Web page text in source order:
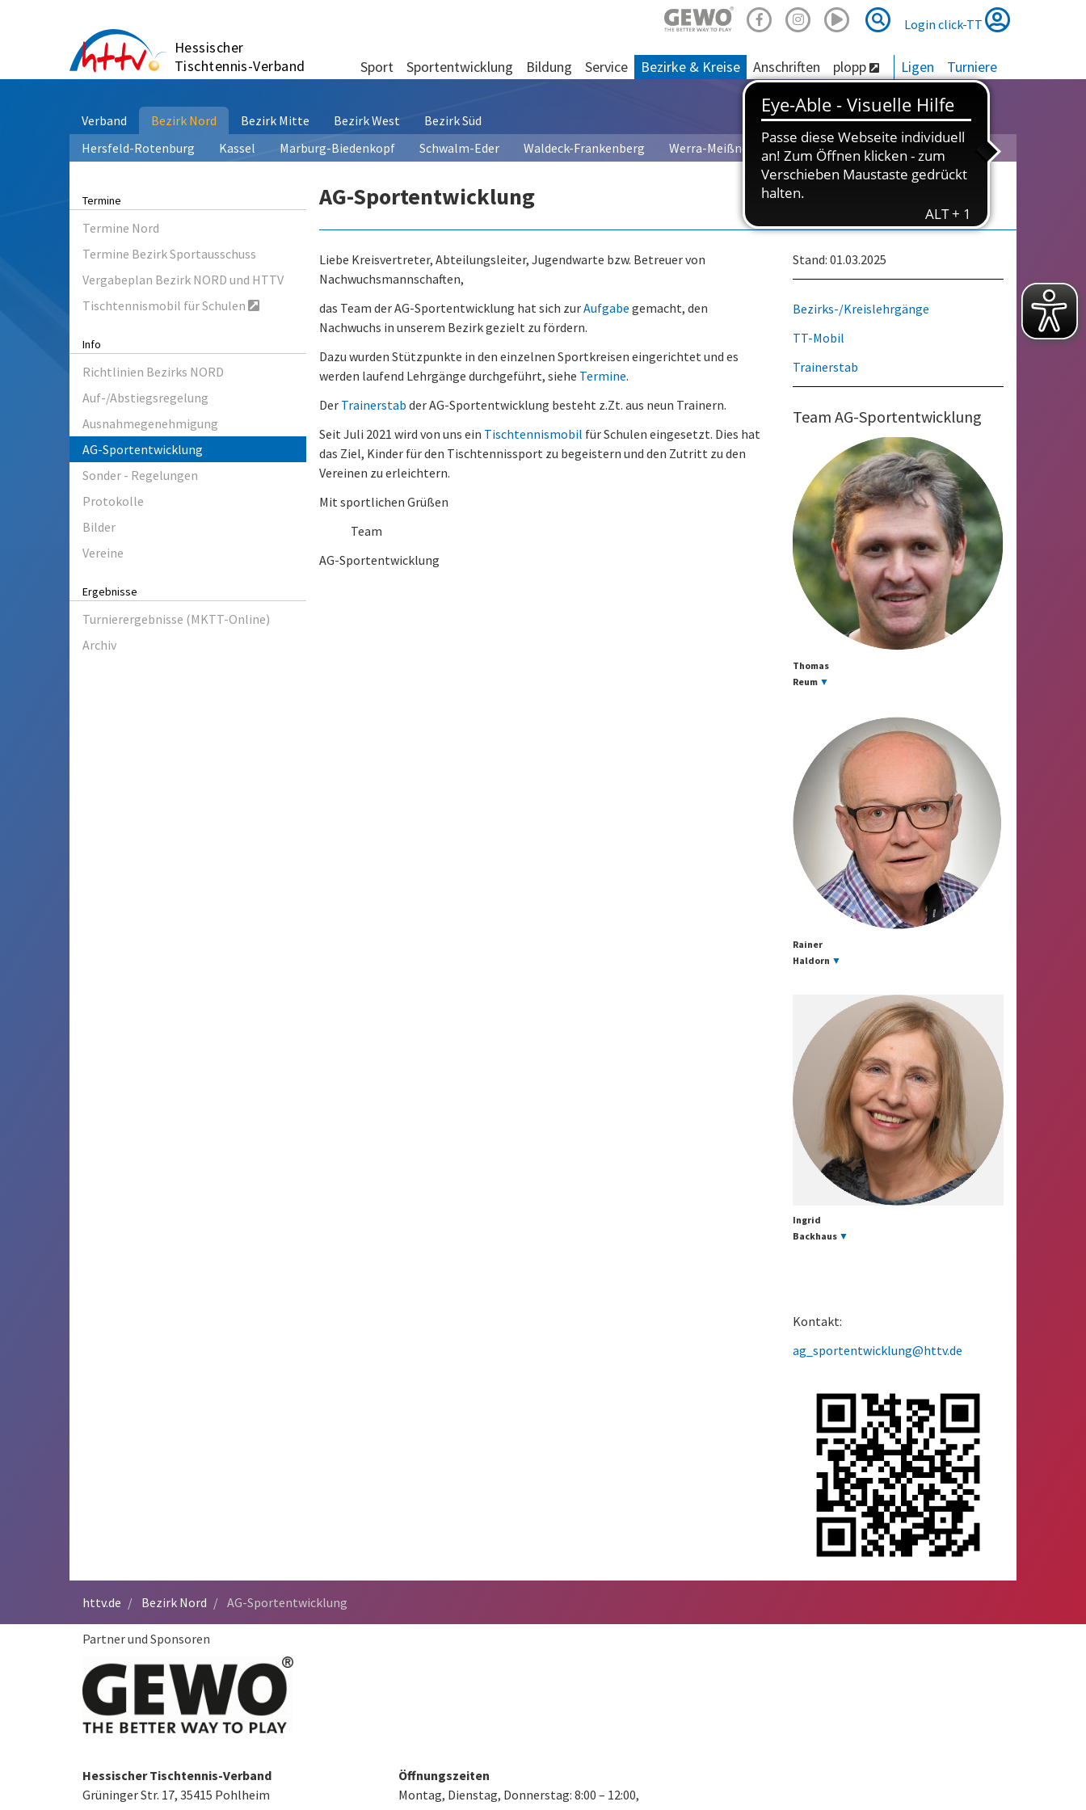
Hessischer
Tischtennis-Verband
Suche
Suche
Login click-TT
Sport Sportentwicklung Bildung Service Bezirke & Kreise Anschriften plopp Ligen Turniere
Verband Bezirk Nord Bezirk Mitte Bezirk West
Bezirk Süd
Hersfeld-Rotenburg
Kassel Marburg-Biedenkopf Schwalm-Eder Waldeck-Frankenberg Werra-Meißner
Termine
Termine Nord
Termine Bezirk Sportausschuss
Vergabeplan Bezirk NORD und HTTV
Tischtennismobil für Schulen
Info
Richtlinien Bezirks NORD
Auf-/Abstiegsregelung
Ausnahmegenehmigung
AG-Sportentwicklung
Sonder - Regelungen
Protokolle
Bilder
Vereine
Ergebnisse
Turnierergebnisse (MKTT-Online)
Archiv
AG-Sportentwicklung
Liebe Kreisvertreter, Abteilungsleiter, Jugendwarte bzw. Betreuer von
Nachwuchsmannschaften,
das Team der AG-Sportentwicklung hat sich zurAufgabe gemacht, den
Nachwuchs in unserem Bezirk gezielt zu fördern.
Dazu wurden Stützpunkte in den einzelnen Sportkreisen eingerichtet und es
werden laufend Lehrgänge durchgeführt, siehe Termine.
Der Trainerstab der AG-Sportentwicklung besteht z.Zt. aus neun Trainern.
Seit Juli 2021 wird von uns ein Tischtennismobil für Schulen eingesetzt. Dies hat
das Ziel, Kinder für den Tischtennissport zu begeistern und den Zutritt zu den
Vereinen zu erleichtern.
Mit sportlichen Grüßen
Team
AG-Sportentwicklung
Stand: 01.03.2025
Bezirks-/Kreislehrgänge
TT-Mobil
Trainerstab
Team AG-Sportentwicklung
Thomas
Reum ▼
Rainer
Haldorn ▼
Ingrid
Backhaus ▼
Kontakt:
ag_sportentwicklung@httv.de
httv.de Bezirk Nord AG-Sportentwicklung
Partner und Sponsoren
Hessischer Tischtennis-Verband
Grüninger Str. 17, 35415 Pohlheim
Öffnungszeiten
Montag, Dienstag, Donnerstag: 8:00 – 12:00,